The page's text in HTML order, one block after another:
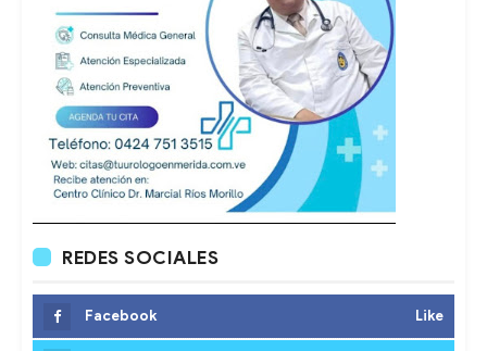
REDES SOCIALES
Facebook Like